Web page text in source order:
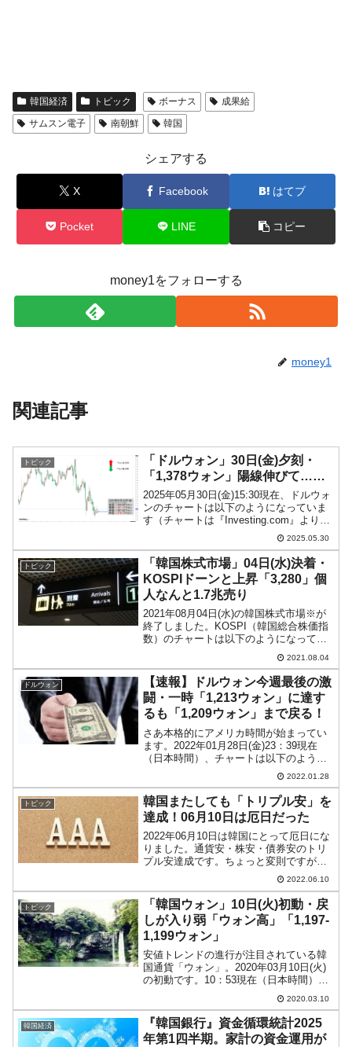
韓国経済 トピック ボーナス
成果給
サムスン電子
南朝鮮 韓国
シェアする
X Facebook はてブ
Pocket LINE コピー
money1をフォローする
money1
関連記事
トピック
「ドルウォン」30日(金)夕刻・
「1,378ウォン」陽線伸びて……
2025年05月30日(金)15:30現在、ドルウォ
ンのチャートは以下のようになっていま
す（チャートは『Investing.com』より引
用）。陽線が伸びました。あと2ウォンな
んとかならないか……です。現在のとこ
ろ「1ドル＝1,378ウォン...
2025.05.30
トピック
「韓国株式市場」04日(水)決着・
KOSPIドーンと上昇「3,280」個
人なんと1.7兆売り
2021年08月04日(水)の韓国株式市場※が
終了しました。KOSPI（韓国総合株価指
数）のチャートは以下のようになってい
ます（チャートは『Investing.com』より
引用：以下同）。ドーンと上昇しまし
た。KOSPIは「3,280」まで...
2021.08.04
ドルウォン
【速報】ドルウォン今週最後の激
闘・一時「1,213ウォン」に達す
るも「1,209ウォン」まで戻る！
さあ本格的にアメリカ時間が始まってい
ます。2022年01月28日(金)23：39現在
（日本時間）、チャートは以下のように
『Investing.com』より引用：以下同）。
現在のところ「1ドル＝1,209ウォン」近
辺で...
2022.01.28
トピック
韓国またしても「トリプル安」を
達成！06月10日は厄日だった
2022年06月10日は韓国にとって厄日にな
りました。通貨安・株安・債券安のトリ
プル安達成です。ちょっと変則ですが、
しばらくご紹介していなかった債券から
いきます。以下の韓国債3年物のチャート
をご覧ください（チャートは
『Investing.c...
2022.06.10
トピック
「韓国ウォン」10日(火)初動・戻
しが入り弱「ウォン高」「1,197-
1,199ウォン」
安値トレンドの進行が注目されている韓
国通貨「ウォン」。2020年03月10日(火)
の初動です。10：53現在（日本時間）、
ドルウォンチャートは以下のようになっ
ています（チャートは『Investing.com』
より引用）。さすがに昨日のウォン...
2020.03.10
韓国経済
『韓国銀行』資金循環統計2025
年第1四半期。家計の資金運用が